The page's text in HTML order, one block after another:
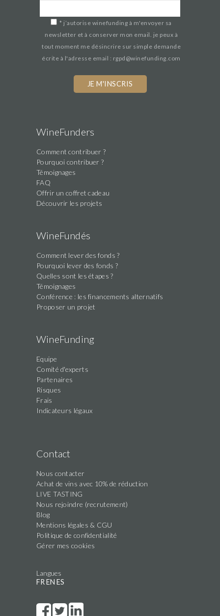
* j’autorise winefunding à m'envoyer sa
newsletter et à conserver mon email. je peux à
tout moment me désincrire sur simple demande
écrite à l'adresse email : rgpd@winefunding.com
this
field
WineFunders
Comment contribuer ?
Pourquoi contribuer ?
Témoignages
FAQ
Offrir un coffret cadeau
Découvrir les projets
WineFundés
Comment lever des fonds ?
Pourquoi lever des fonds ?
Quelles sont les étapes ?
Témoignages
Conférence : les financements alternatifs
Proposer un projet
WineFunding
Equipe
Comité d'experts
Partenaires
Risques
Frais
Indicateurs légaux
Contact
Nous contacter
Achat de vins avec 10% de réduction
LIVE TASTING
Nous rejoindre (recrutement)
Blog
Mentions légales & CGU
Politique de confidentialité
Gérer mes cookies
Langues
FR EN ES